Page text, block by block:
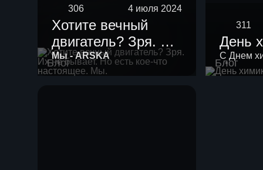
Блог
306 4 июля 2024
Хотите вечный
двигатель? Зря. Их
не бывает. Но есть
кое-что настоящее.
Мы - ARSKA
Блог
311
День
С Днем